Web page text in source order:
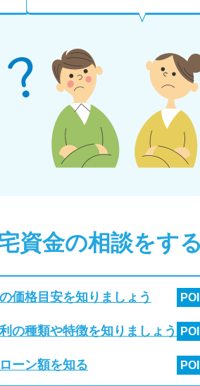
資金の相談をす
価格目安を知りましょう
の種類や特徴を知りましょう
ーン額を知る